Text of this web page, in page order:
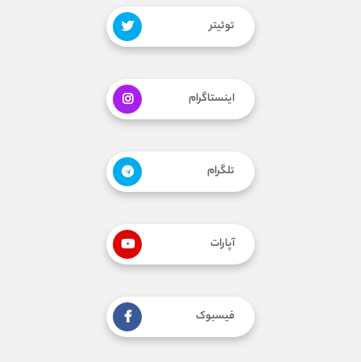
توئیتر
اینستاگرام
تلگرام
آپارات
فیسبوک